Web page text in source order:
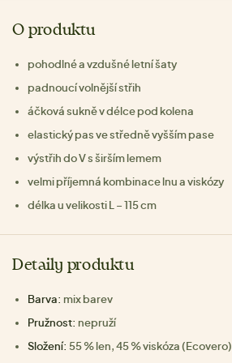
O produktu
pohodlné a vzdušné letní šaty
padnoucí volnější střih
áčková sukně v délce pod kolena
elastický pas ve středně vyšším pase
výstřih do V s širším lemem
velmi příjemná kombinace lnu a viskózy
délka u velikosti L – 115 cm
Detaily produktu
Barva: mix barev
Pružnost: nepruží
Složení: 55 % len, 45 % viskóza (Ecovero)